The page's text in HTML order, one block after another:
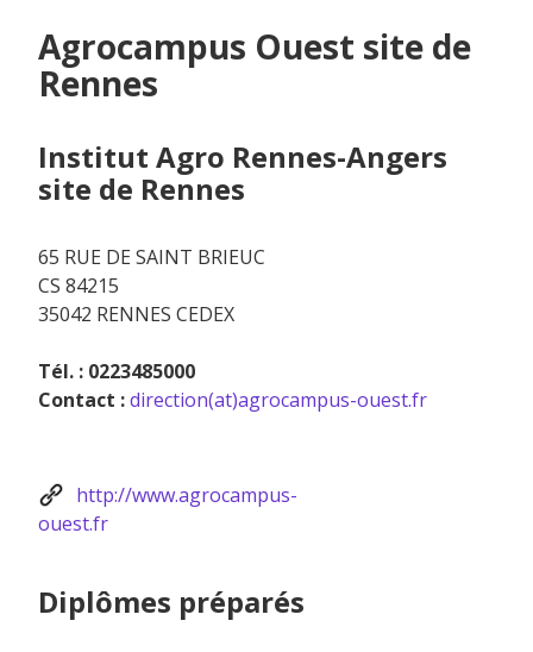
Agrocampus Ouest site de
Rennes
Institut Agro Rennes-Angers
site de Rennes
65 RUE DE SAINT BRIEUC
CS 84215
35042 RENNES CEDEX
Tél. : 0223485000
Contact :direction(at)agrocampus-ouest.fr
http://www.agrocampus-
ouest.fr
Diplômes préparés